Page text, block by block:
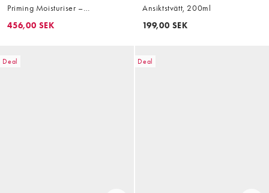
Priming Moisturiser –
Fuktighetskräm 60ml
456,00 SEK
Ansiktstvätt, 200ml
199,00 SEK
Deal Deal